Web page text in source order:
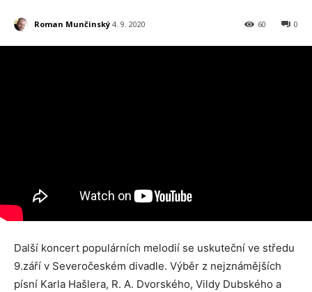
Roman Munčinský 4. 9. 2020 0
60
Další koncert populárních melodií se uskuteční ve středu
9.září v Severočeském divadle. Výběr z nejznámějších
písní Karla Hašlera, R. A. Dvorského, Vildy Dubského a